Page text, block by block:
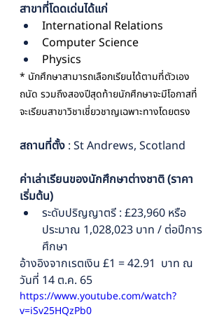
สาขาที่โดดเด่นได้แก่
International Relations
Computer Science
Physics
* นักศึกษาสามารถเลือกเรียนได้ตามที่ตัวเอง
ถนัด รวมถึงสองปีสุดท้ายนักศึกษาจะมีโอกาสที่
จะเรียนสาขาวิชาเชี่ยวชาญเฉพาะทางโดยตรง
สถานที่ตั้ง : St Andrews, Scotland
ค่าเล่าเรียนของนักศึกษาต่างชาติ (ราคา
เริ่มต้น)
ระดับปริญญาตรี : £23,960 หรือ
ประมาณ 1,028,023 บาท / ต่อปีการ
ศึกษา
อ้างอิงจากเรตเงิน £1 = 42.91  บาท ณ
วันที่ 14 ต.ค. 65
https://www.youtube.com/watch?
v=iSv25HQzPb0